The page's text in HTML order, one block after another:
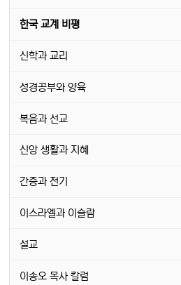
한국 교계 비평
신학과 교리
성경공부와 양육
복음과 선교
신앙 생활과 지혜
간증과 전기
이스라엘과 이슬람
설교
이송오 목사 칼럼